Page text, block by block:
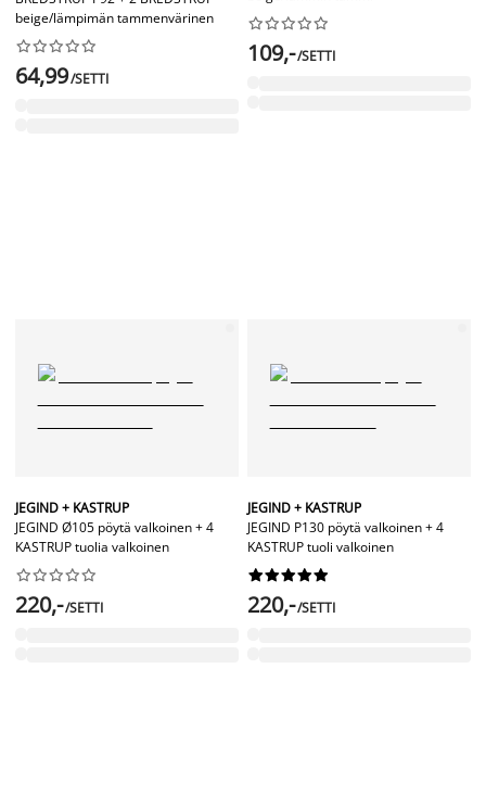
beige/lämpimän tammenvärinen






64,99/SETTI






109,-/SETTI
JEGIND + KASTRUP
JEGIND Ø105 pöytä valkoinen + 4
KASTRUP tuolia valkoinen






220,-/SETTI
JEGIND + KASTRUP
JEGIND P130 pöytä valkoinen + 4
KASTRUP tuoli valkoinen






220,-/SETTI